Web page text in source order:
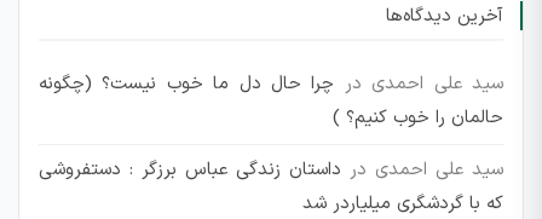
آخرین دیدگاه‌ها
سید علی احمدی در چرا حال دل ما خوب نیست؟ (چگونه
حالمان را خوب کنیم؟ )
سید علی احمدی در داستان زندگی عباس برزگر : دستفروشی
که با گردشگری میلیاردر شد